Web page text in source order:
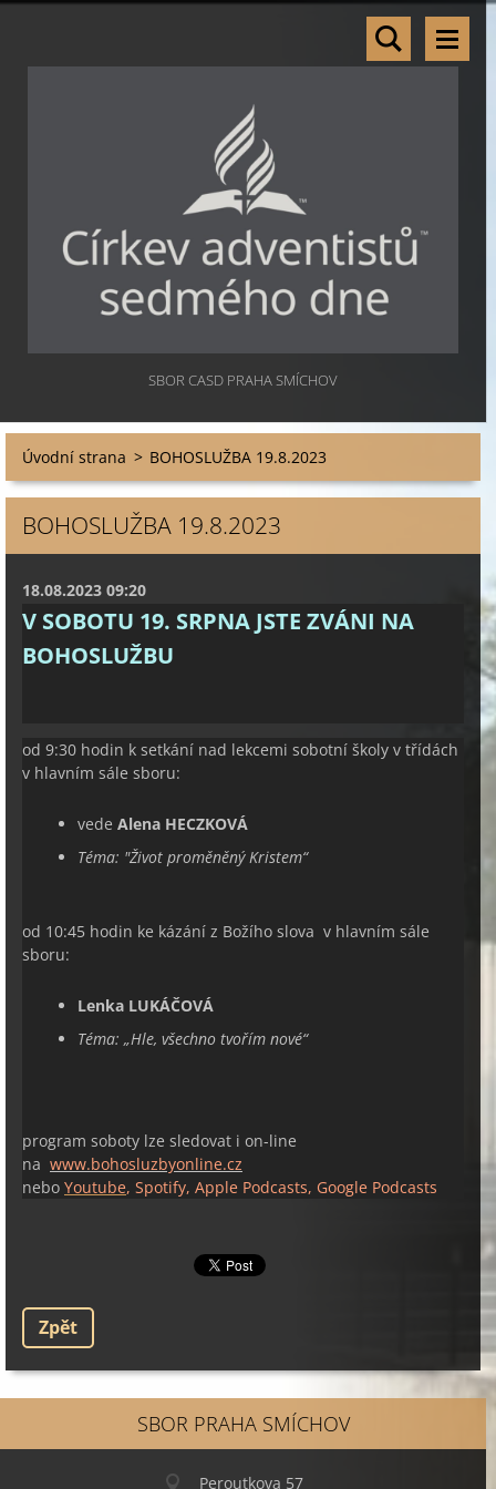
SBOR CASD PRAHA SMÍCHOV
Úvodní strana > BOHOSLUŽBA 19.8.2023
BOHOSLUŽBA 19.8.2023
18.08.2023 09:20
V SOBOTU 19. SRPNA JSTE ZVÁNI NA
BOHOSLUŽBU
od 9:30 hodin k setkání nad lekcemi sobotní školy v třídách
v hlavním sále sboru:
vede Alena HECZKOVÁ
Téma: "Život proměněný Kristem“
od 10:45 hodin ke kázání z Božího slova v hlavním sále
sboru:
Lenka LUKÁČOVÁ
Téma: „Hle, všechno tvořím nové“
program soboty lze sledovat i on-line
na www.bohosluzbyonline.cz
nebo Youtube, Spotify, Apple Podcasts, Google Podcasts
Zpět
SBOR PRAHA SMÍCHOV
Peroutkova 57